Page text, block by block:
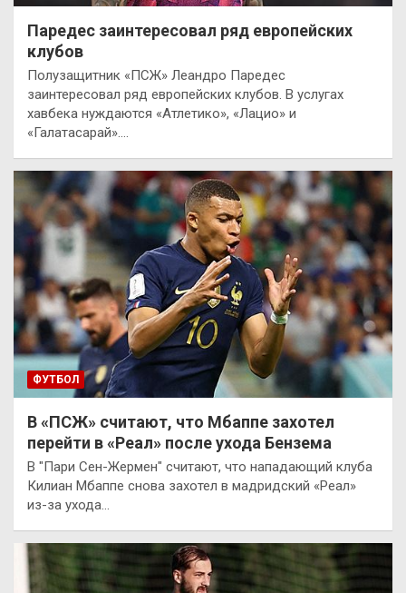
Паредес заинтересовал ряд европейских
клубов
Полузащитник «ПСЖ» Леандро Паредес
заинтересовал ряд европейских клубов. В услугах
хавбека нуждаются «Атлетико», «Лацио» и
«Галатасарай».…
ФУТБОЛ
В «ПСЖ» считают, что Мбаппе захотел
перейти в «Реал» после ухода Бензема
В "Пари Сен-Жермен" считают, что нападающий клуба
Килиан Мбаппе снова захотел в мадридский «Реал»
из-за ухода…